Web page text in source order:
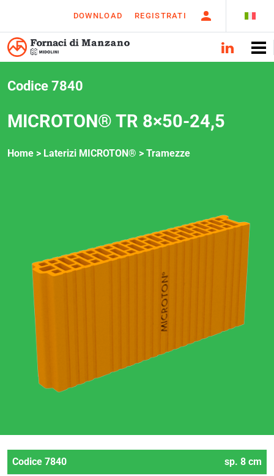
DOWNLOAD REGISTRATI
Codice 7840
MICROTON® TR 8×50-24,5
Home > Laterizi MICROTON® > Tramezze
Codice 7840 sp. 8 cm